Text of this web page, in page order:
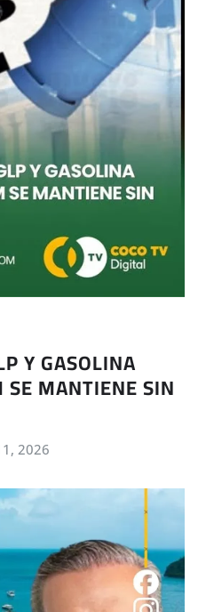
Y GASOLINA
MANTIENE SIN
2026